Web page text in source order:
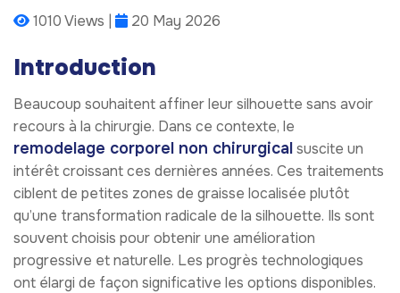
1010 Views | 20 May 2026
Introduction
Beaucoup souhaitent affiner leur silhouette sans avoir
recours à la chirurgie. Dans ce contexte, le
remodelage corporel non chirurgicalsuscite un
intérêt croissant ces dernières années. Ces traitements
ciblent de petites zones de graisse localisée plutôt
qu’une transformation radicale de la silhouette. Ils sont
souvent choisis pour obtenir une amélioration
progressive et naturelle. Les progrès technologiques
ont élargi de façon significative les options disponibles.